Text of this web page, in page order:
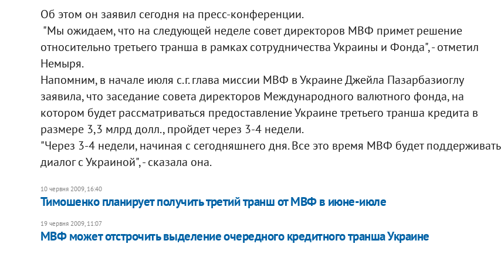
Об этом он заявил сегодня на пресс-конференции.
"Мы ожидаем, что на следующей неделе совет директоров МВФ примет решение
относительно третьего транша в рамках сотрудничества Украины и Фонда", - отметил
Немыря.
Напомним, в начале июля с.г. глава миссии МВФ в Украине Джейла Пазарбазиоглу
заявила, что заседание совета директоров Международного валютного фонда, на
котором будет рассматриваться предоставление Украине третьего транша кредита в
размере 3,3 млрд долл., пройдет через 3-4 недели.
"Через 3-4 недели, начиная с сегодняшнего дня. Все это время МВФ будет поддерживать
диалог с Украиной", - сказала она.
10 червня 2009, 16:40
Тимошенко планирует получить третий транш от МВФ в июне-июле
19 червня 2009, 11:07
МВФ может отстрочить выделение очередного кредитного транша Украине